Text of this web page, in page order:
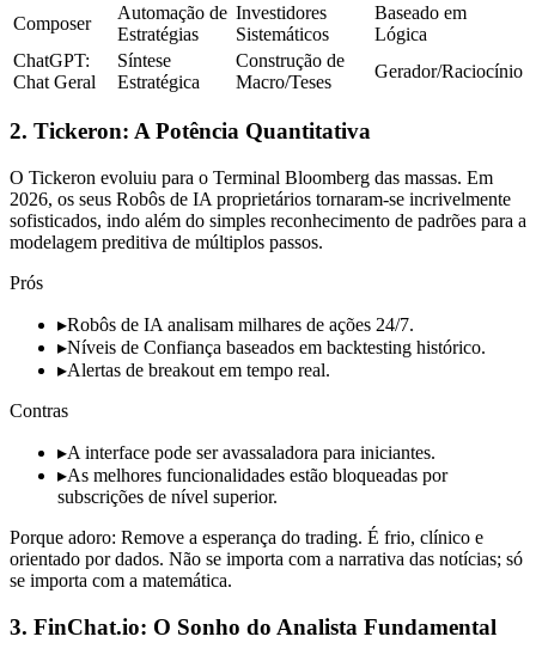
Composer
Automação de
Estratégias
Investidores
Sistemáticos
Baseado em
Lógica
ChatGPT:
Chat Geral
Síntese
Estratégica
Construção de
Macro/Teses
Gerador/Raciocínio
2. Tickeron: A Potência Quantitativa
O Tickeron evoluiu para o Terminal Bloomberg das massas. Em
2026, os seus Robôs de IA proprietários tornaram-se incrivelmente
sofisticados, indo além do simples reconhecimento de padrões para a
modelagem preditiva de múltiplos passos.
Prós
▸Robôs de IA analisam milhares de ações 24/7.
▸Níveis de Confiança baseados em backtesting histórico.
▸Alertas de breakout em tempo real.
Contras
▸A interface pode ser avassaladora para iniciantes.
▸As melhores funcionalidades estão bloqueadas por
subscrições de nível superior.
Porque adoro: Remove a esperança do trading. É frio, clínico e
orientado por dados. Não se importa com a narrativa das notícias; só
se importa com a matemática.
3. FinChat.io: O Sonho do Analista Fundamental